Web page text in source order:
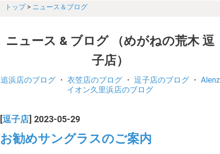
ブランド
ショップ
お客さまの声
トップ> ニュース＆ブログ
ニュース & ブログ （めがねの荒木 逗
子店）
追浜店のブログ・ 衣笠店のブログ・ 逗子店のブログ・ Alenz
イオン久里浜店のブログ
逗子店 ] 2023-05-29
お勧めサングラスのご案内